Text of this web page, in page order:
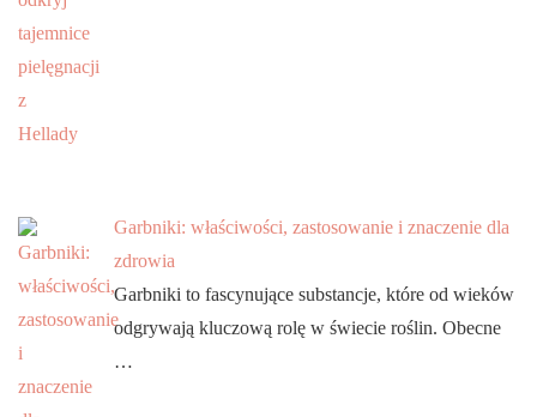
Garbniki: właściwości, zastosowanie i znaczenie dla
zdrowia
Garbniki to fascynujące substancje, które od wieków
odgrywają kluczową rolę w świecie roślin. Obecne
…